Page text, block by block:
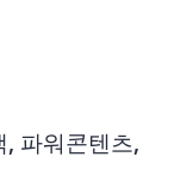
파워콘텐츠,